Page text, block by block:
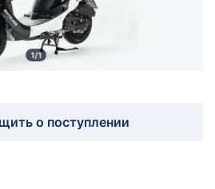
1/1
о поступлении